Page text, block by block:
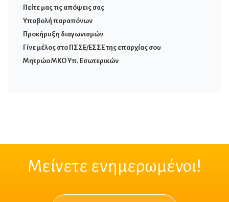
Πείτε μας τις απόψεις σας
Υποβολή παραπόνων
Προκήρυξη διαγωνισμών
Γίνε μέλος στο ΠΣΣΕ/ΕΣΣΕ της επαρχίας σου
Μητρώο ΜΚΟ Υπ. Εσωτερικών
Μείνετε ενημερωμένοι!